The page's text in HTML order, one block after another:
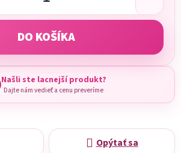
DO KOŠÍKA
Našli ste lacnejší produkt?
Dajte nám vedieť a cenu preveríme
Opýtať sa